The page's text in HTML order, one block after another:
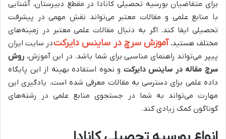
برای متقاضیان بورسیه تحصیلی کانادا در مقطع دبیرستان، آشنایی
با منابع علمی و مقالات معتبر می‌تواند نقش مهمی در پیشرفت
تحصیلی ایفا کند. اگر به دنبال مقالات علمی معتبر در زمینه‌های
مختلف هستید،آموزش سرچ در ساینس دایرکتدر سایت ایران
پیپر می‌تواند راهنمای مناسبی برای شما باشد. در این آموزش، روش
سرچ مقاله در ساینس دایرکت و نحوه استفاده بهینه از این پایگاه
داده علمی برای دسترسی به مقالات معرفی شده است. یادگیری این
مهارت می‌تواند به شما در جستجوی منابع علمی در رشته‌های
گوناگون کمک زیادی کند.